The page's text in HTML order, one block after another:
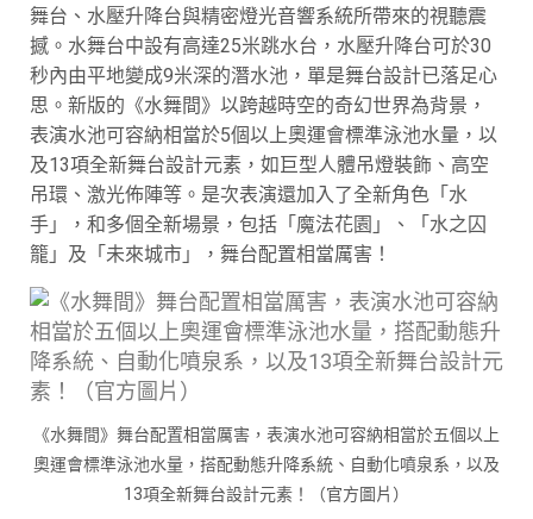
舞台、水壓升降台與精密燈光音響系統所帶來的視聽震
撼。水舞台中設有高達25米跳水台，水壓升降台可於30
秒內由平地變成9米深的潛水池，單是舞台設計已落足心
思。新版的《水舞間》以跨越時空的奇幻世界為背景，
表演水池可容納相當於5個以上奧運會標準泳池水量，以
及13項全新舞台設計元素，如巨型人體吊燈裝飾、高空
吊環、激光佈陣等。是次表演還加入了全新角色「水
手」，和多個全新場景，包括「魔法花園」、「水之囚
籠」及「未來城市」，舞台配置相當厲害！
《水舞間》舞台配置相當厲害，表演水池可容納相當於五個以上
奧運會標準泳池水量，搭配動態升降系統、自動化噴泉系，以及
13項全新舞台設計元素！（官方圖片）